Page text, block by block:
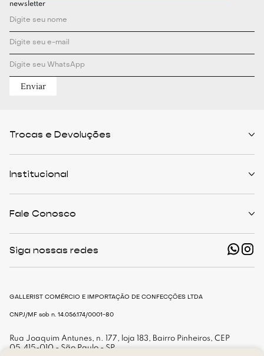
newsletter
Enviar
Trocas e Devoluções
Formas de Pagamento
Cashback
Institucional
The Outlist
Nossas Lojas
Trabalhe Conosco
Fale Conosco
shop@gallerist.com.br
Siga nossas redes
GALLERIST COMÉRCIO E IMPORTAÇÃO DE CONFECÇÕES LTDA
CNPJ/MF sob n. 14.056.174/0001-80
Rua Joaquim Antunes, n. 177, loja 183, Bairro Pinheiros, CEP
05.415-010 - São Paulo - SP